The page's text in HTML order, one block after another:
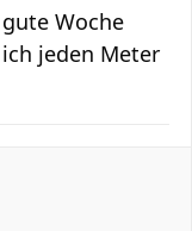
Woche
jeden Meter